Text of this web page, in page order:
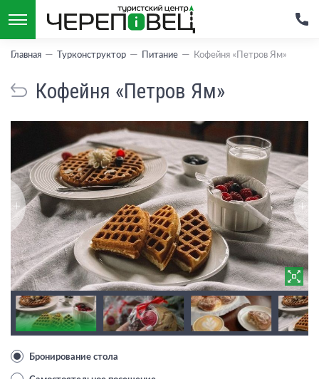
Главная Турконструктор Питание Кофейня «Петров Ям»
Кофейня «Петров Ям»
Бронирование стола